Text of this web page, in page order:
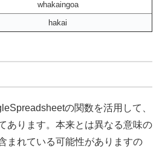
whakaingoa
hakai
の関数を活用して、
あります。本来とは異なる意味の
まれている可能性がありますの